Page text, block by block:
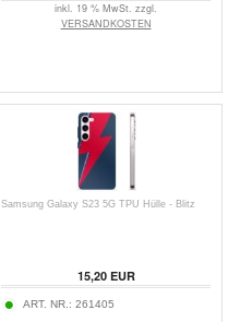
inkl. 19 % MwSt. zzgl.
VERSANDKOSTEN
Samsung Galaxy S23 5G TPU Hülle - Blitz
15,20EUR
ART. NR.: 261405